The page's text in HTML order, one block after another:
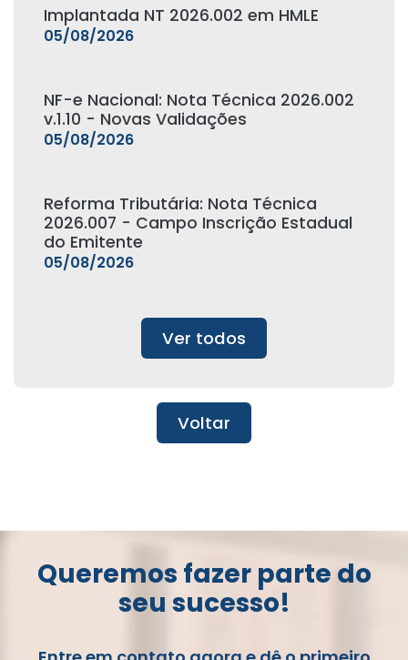
Implantada NT 2026.002 em HMLE
05/08/2026
NF-e Nacional: Nota Técnica 2026.002
v.1.10 - Novas Validações
05/08/2026
Reforma Tributária: Nota Técnica
2026.007 - Campo Inscrição Estadual
do Emitente
05/08/2026
Ver todos
Voltar
Queremos fazer parte do
seu sucesso!